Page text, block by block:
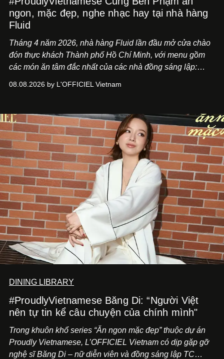
ngon, mặc đẹp, nghe nhạc hay tại nhà hàng
Fluid
Tháng 4 năm 2026, nhà hàng Fluid lần đầu mở cửa chào
đón thực khách Thành phố Hồ Chí Minh, với menu gồm
các món ăn tâm đắc nhất của các nhà đồng sáng lập:
món ăn đa dạng từ Á đến Âu nhanh chóng được yêu thích
mang đến niềm vui cho thực khách.
08.08.2026 by L'OFFICIEL Vietnam
DINING LIBRARY
#ProudlyVietnamese Băng Di: “Người Việt
nên tự tin kể câu chuyện của chính mình"
Trong khuôn khổ series “Ăn ngon mặc đẹp” thuộc dự án
Proudly Vietnamese, L’OFFICIEL Vietnam có dịp gặp gỡ
nghệ sĩ Băng Di – nữ diễn viên và đồng sáng lập TC